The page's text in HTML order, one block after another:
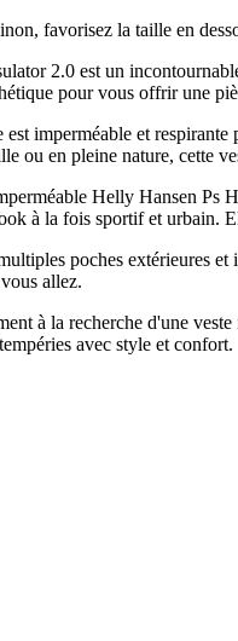
favorisez la taille en
2.0 est un
pour vous offrir une
imperméable et
ou en pleine nature, cette
Helly Hansen Ps
à la fois sportif et urbain.
poches extérieures
allez.
à la recherche d'une
avec style et confort.